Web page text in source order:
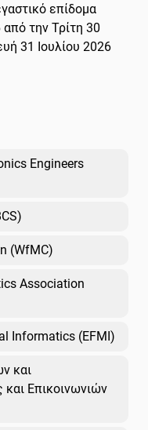
επίδομα
την Τρίτη 30
31 Ιουλίου 2026
Engineers
(WfMC)
Association
Informatics (EFMI)
και
Επικοινωνιών